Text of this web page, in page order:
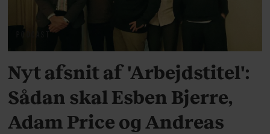
PODCAST
Nyt afsnit af 'Arbejdstitel':
Sådan skal Esben Bjerre,
Adam Price og Andreas